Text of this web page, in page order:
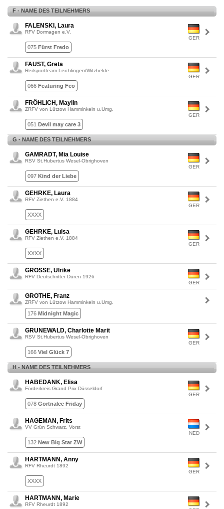
F - NAME DES TEILNEHMERS
GER
FALENSKI, Laura
RFV Dormagen e.V.
075 Fürst Fredo
GER
FAUST, Greta
Reitsportteam Leichlingen/Witzhelde
066 Featuring Feo
GER
FRÖHLICH, Maylin
ZRFV von Lützow Hamminkeln u.Umg.
051 Devil may care 3
G - NAME DES TEILNEHMERS
GER
GAMRADT, Mia Louise
RSV St.Hubertus Wesel-Obrighoven
097 Kind der Liebe
GER
GEHRKE, Laura
RFV Ziethen e.V. 1884
XXXX
GER
GEHRKE, Luisa
RFV Ziethen e.V. 1884
XXXX
GER
GROSSE, Ulrike
RFV Deutschritter Düren 1926
GROTHE, Franz
ZRFV von Lützow Hamminkeln u.Umg.
176 Midnight Magic
GER
GRUNEWALD, Charlotte Marit
RSV St.Hubertus Wesel-Obrighoven
166 Viel Glück 7
H - NAME DES TEILNEHMERS
GER
HABEDANK, Elisa
Förderkreis Grand Prix Düsseldorf
078 Gortnalee Friday
NED
HAGEMAN, Frits
VV Grün Schwarz, Vorst
132 New Big Star ZW
GER
HARTMANN, Anny
RFV Rheurdt 1892
XXXX
HARTMANN, Marie
RFV Rheurdt 1892